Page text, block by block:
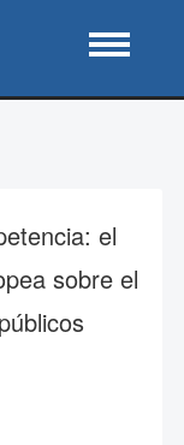
el
sobre el